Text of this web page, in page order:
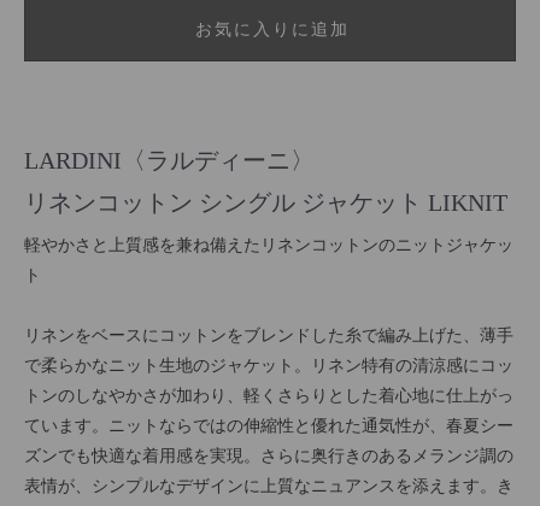
お気に入りに追加
LARDINI〈ラルディーニ〉
リネンコットン シングル ジャケット LIKNIT
軽やかさと上質感を兼ね備えたリネンコットンのニットジャケッ
ト
リネンをベースにコットンをブレンドした糸で編み上げた、薄手
で柔らかなニット生地のジャケット。リネン特有の清涼感にコッ
トンのしなやかさが加わり、軽くさらりとした着心地に仕上がっ
ています。ニットならではの伸縮性と優れた通気性が、春夏シー
ズンでも快適な着用感を実現。さらに奥行きのあるメランジ調の
表情が、シンプルなデザインに上質なニュアンスを添えます。き